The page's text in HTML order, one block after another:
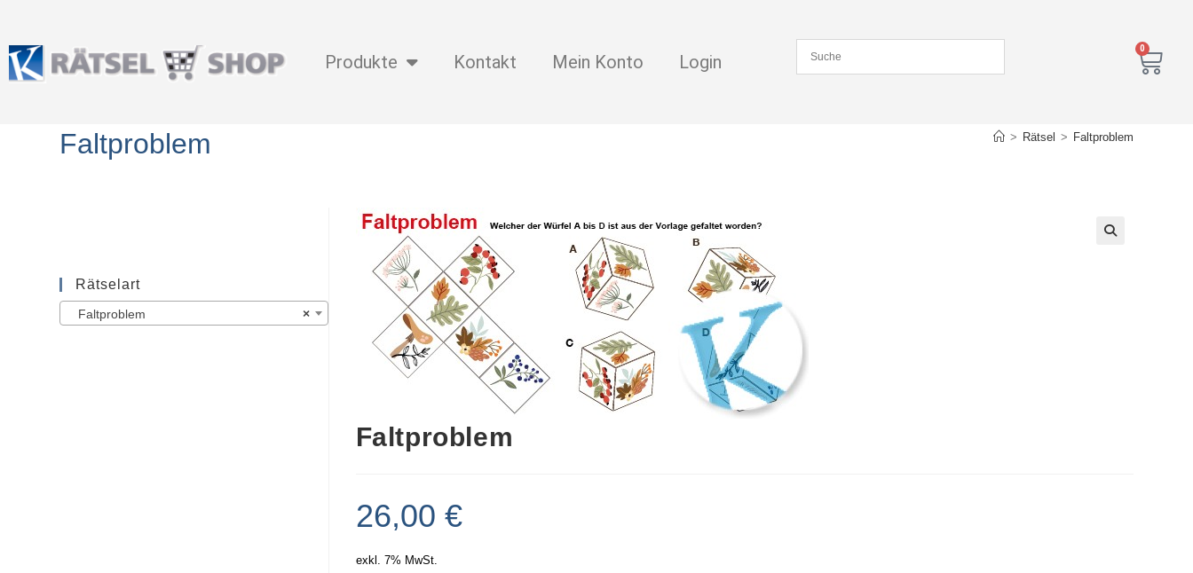
Produkte Kontakt Mein Konto Login
0
Faltproblem > Rätsel > Faltproblem
Faltproblem
26,00 €
exkl. 7% MwSt.
Rätselart
×
Faltproblem